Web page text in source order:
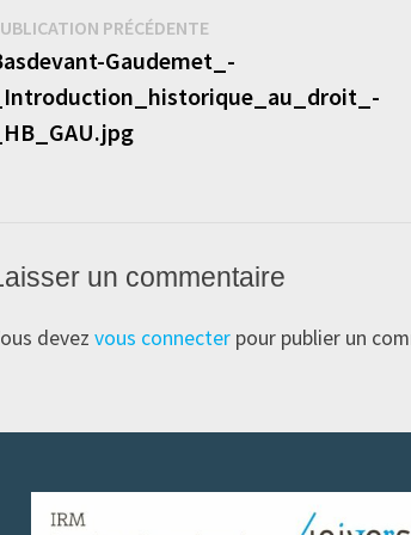
PRÉCÉDENTEPublication
précédente :
Gaudemet_-
_Introduction_historique_au_droit_-
_HB_GAU.jpg
un commentaire
devez vous connecterpour publier un